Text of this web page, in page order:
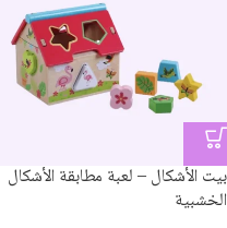
بيت الأشكال – لعبة مطابقة الأشكال
الخشبية